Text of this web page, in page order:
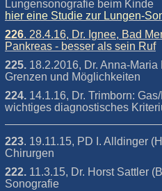
Lungensonografie beim Kinde
hier eine Studie zur Lungen-
226. 28.4.16, Dr. Ignee, Bad
Pankreas - besser als sein Ruf
225. 18.2.2016, Dr. Anna-
Grenzen und Möglichkeiten
224. 14.1.16, Dr. Trimborn:
wichtiges diagnostisches
223. 19.11.15, PD I. Alldinger
Chirurgen
222. 11.3.15, Dr. Horst Sattler
Sonografie